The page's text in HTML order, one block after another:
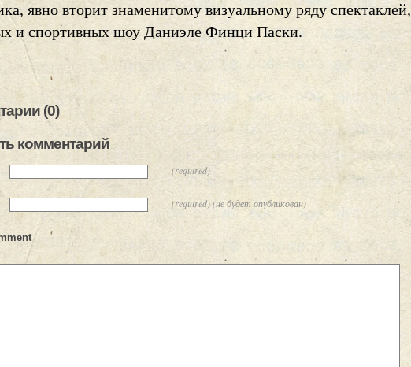
явно вторит знаменитому визуальному ряду спектаклей,
и спортивных шоу Даниэле Финци Паски.
(0)
комментарий
(required)
(required) (не будет опубликован)